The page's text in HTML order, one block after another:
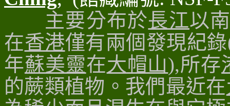
主要分布於長江以
在香港僅有兩個發現紀
年蘇美靈在大帽山),所存
的蕨類植物。我們最近在